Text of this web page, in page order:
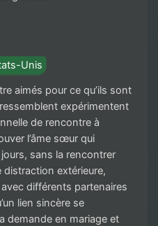
Unis
aimés pour ce qu’ils sont
expérimentent
de rencontre à
l’âme sœur qui
sans la rencontrer
distraction extérieure,
différents partenaires
lien sincère se
demande en mariage et